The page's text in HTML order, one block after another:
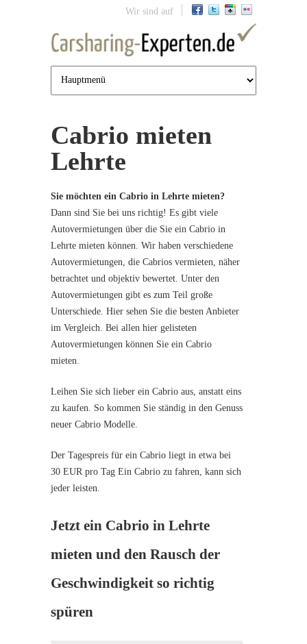
Jump to navigation
Wir sind auf
Cabrio mieten
Lehrte
Sie möchten ein Cabrio in Lehrte mieten?
Dann sind Sie bei uns richtig! Es gibt viele
Autovermietungen über die Sie ein Cabrio in
Lehrte mieten können. Wir haben verschiedene
Autovermietungen, die Cabrios vermieten, näher
betrachtet und objektiv bewertet. Unter den
Autovermietungen gibt es zum Teil große
Unterschiede. Hier sehen Sie die besten Anbieter
im Vergleich. Bei allen hier gelisteten
Autovermietungen können Sie ein Cabrio
mieten.
Leihen Sie sich lieber ein Cabrio aus, anstatt eins
zu kaufen. So kommen Sie ständig in den Genuss
neuer Cabrio Modelle.
Der Tagespreis für ein Cabrio liegt in etwa bei
30 EUR pro Tag Ein Cabrio zu fahren, kann sich
jeder leisten.
Jetzt ein Cabrio in Lehrte
mieten und den Rausch der
Geschwindigkeit so richtig
spüren